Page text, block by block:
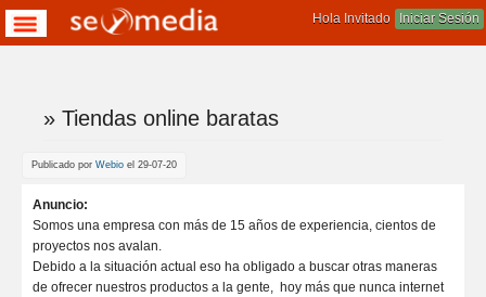
Iniciar Sesión
Hola Invitado
Te encuentras aqui
» Tiendas online baratas
Publicado por Webio el 29-07-20
Anuncio:
Somos una empresa con más de 15 años de experiencia, cientos de
proyectos nos avalan.
Debido a la situación actual eso ha obligado a buscar otras maneras
de ofrecer nuestros productos a la gente, hoy más que nunca internet